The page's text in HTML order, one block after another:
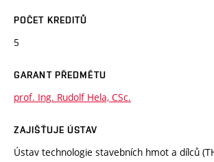
POČET KREDITŮ
5
GARANT PŘEDMĚTU
prof. Ing. Rudolf Hela, CSc.
ZAJIŠŤUJE ÚSTAV
Ústav technologie stavebních hmot a dílců